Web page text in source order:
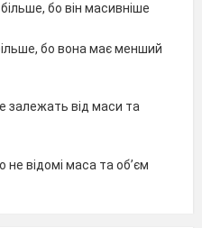
бо він масивніше
бо вона має менший
залежать від маси та
відомі маса та об’єм